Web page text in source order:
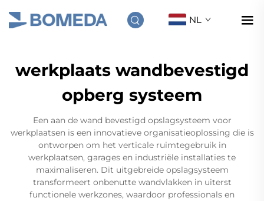
NL
werkplaats wandbevestigd
opberg systeem
Een aan de wand bevestigd opslagsysteem voor
werkplaatsen is een innovatieve organisatieoplossing die is
ontworpen om het verticale ruimtegebruik in
werkplaatsen, garages en industriële installaties te
maximaliseren. Dit uitgebreide opslagsysteem
transformeert onbenutte wandvlakken in uiterst
functionele werkzones, waardoor professionals en